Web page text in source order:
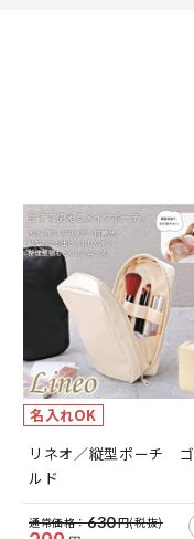
名入れOK
リネオ／縦型ポーチ
ルド
通常価格：630円(税抜)